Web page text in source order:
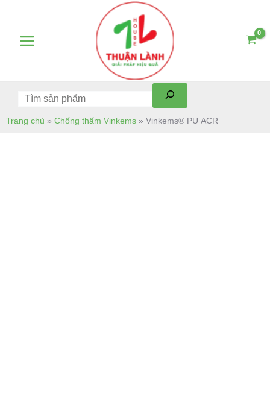
contentMenu
Trang chủ » Chống thấm Vinkems » Vinkems® PU ACR